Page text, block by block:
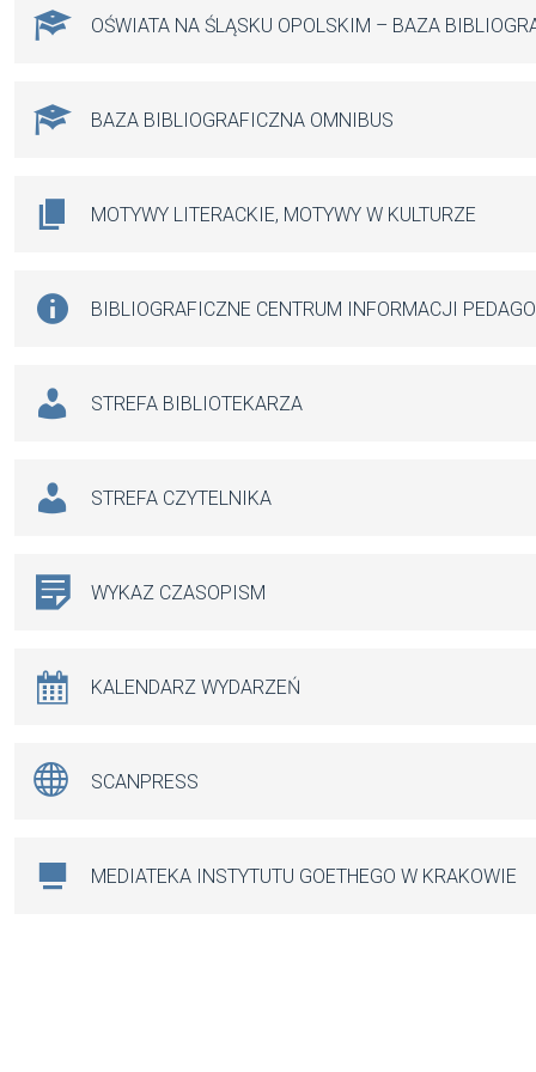
OŚWIATA NA ŚLĄSKU OPOLSKIM – BAZA
BAZA BIBLIOGRAFICZNA OMNIBUS
MOTYWY LITERACKIE, MOTYWY W KULTURZE
BIBLIOGRAFICZNE CENTRUM INFORMACJI
STREFA BIBLIOTEKARZA
STREFA CZYTELNIKA
WYKAZ CZASOPISM
KALENDARZ WYDARZEŃ
SCANPRESS
MEDIATEKA INSTYTUTU GOETHEGO W KRAKOWIE